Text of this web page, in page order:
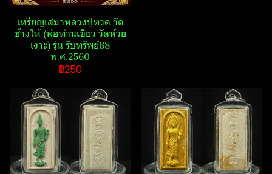
เหรียญเสมาหลวงปู่ทวด วัด​
ช้าง​ให้​ (พ่อท่านเขียว วัด​ห้วย​
เงาะ​) รุ่น รับ​ทรัพย์​88​
พ.ศ.2560
฿250